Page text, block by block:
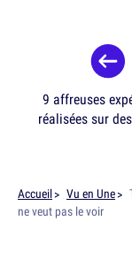
9 affreuses
réalisées sur
Accueil Vu en Une
ne veut pas le voir